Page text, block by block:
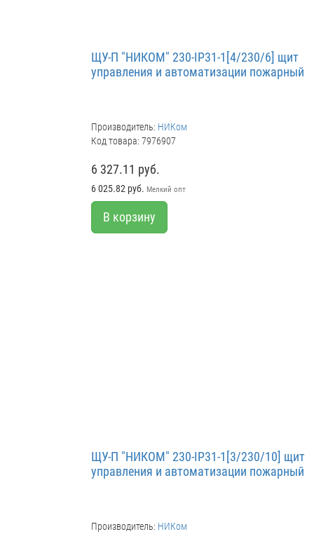
ЩУ-П "НИКОМ" 230-IP31-1[4/230/6] щит
управления и автоматизации пожарный
Производитель: НИКом
Код товара: 7976907
6 327.11 руб.
6 025.82 руб. Мелкий опт
В корзину
ЩУ-П "НИКОМ" 230-IP31-1[3/230/10] щит
управления и автоматизации пожарный
Производитель: НИКом